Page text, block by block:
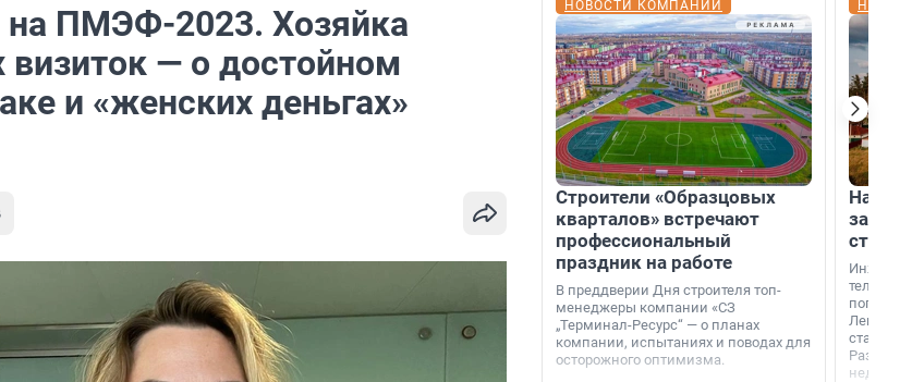
ПМЭФ-2023. Хозяйка
— о достойном
и «женских деньгах»
НОВОСТИ КОМПАНИЙ
Строители «Образцовых
кварталов» встречают
профессиональный
праздник на работе
В преддверии Дня строителя топ-
менеджеры компании «СЗ
„Терминал-Ресурс“ — о планах
компании, испытаниях и поводах для
осторожного оптимизма.
На
станции